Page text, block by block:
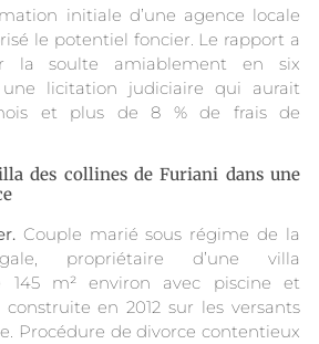
initiale d’une agence locale
le potentiel foncier. Le rapport a
la soulte amiablement en six
une licitation judiciaire qui aurait
et plus de 8 % de frais de
des collines de Furiani dans une
Couple marié sous régime de la
propriétaire d’une villa
145 m² environ avec piscine et
en 2012 sur les versants
Procédure de divorce contentieux